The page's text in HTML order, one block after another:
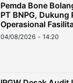
Pemda Bone
PT BNPG, Dukung
Operasional
04/08/2026 - 14:20